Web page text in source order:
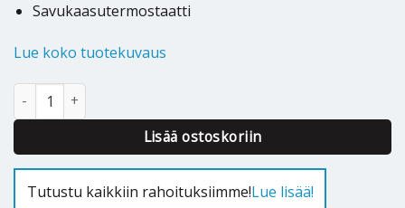
Savukaasutermostaatti
Lue koko tuotekuvaus
Latauspaketti Vexve Termovar DN32 72/80°C määrä
Lisää ostoskoriin
Alternative:
Tutustu kaikkiin rahoituksiimme!Lue lisää!